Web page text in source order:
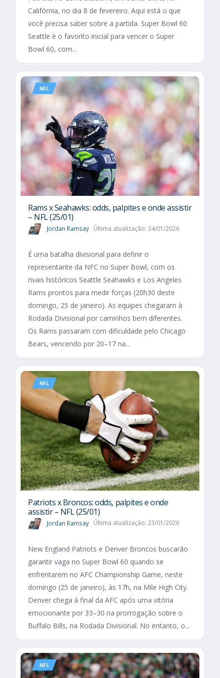
Califórnia, no dia 8 de fevereiro. Aqui está o que
você precisa saber sobre a partida. Super Bowl 60
Seattle é o favorito inicial para vencer o Super
Bowl 60, com...
NFL
Rams x Seahawks: odds, palpites e onde assistir
– NFL (25/01)
Jordan Ramsay Última atualização: 24/01/2026
É uma batalha divisional para definir o
representante da NFC no Super Bowl, com os
rivais históricos Seattle Seahawks e Los Angeles
Rams prontos para medir forças (20h30 deste
domingo, 25 de janeiro). As equipes chegaram à
Rodada Divisional por caminhos bem diferentes.
Os Rams passaram com dificuldade pelo Chicago
Bears, vencendo por 20–17 na...
NFL
Patriots x Broncos: odds, palpites e onde
assistir – NFL (25/01)
Jordan Ramsay Última atualização: 23/01/2026
New England Patriots e Denver Broncos buscarão
garantir vaga no Super Bowl 60 quando se
enfrentarem no AFC Championship Game, neste
domingo (25 de janeiro), às 17h, na Mile High City.
Denver chega à final da AFC após uma vitória
emocionante por 33–30 na prorrogação sobre o
Buffalo Bills, na Rodada Divisional. No entanto, o...
NFL